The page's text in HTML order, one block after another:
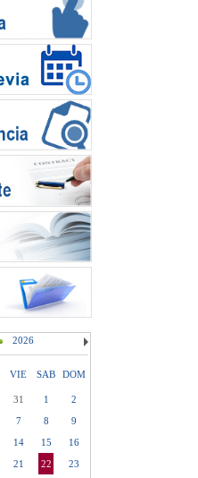
2026
VIE SAB DOM
31 1
2
7 8
9
14 15
16
21 22
23